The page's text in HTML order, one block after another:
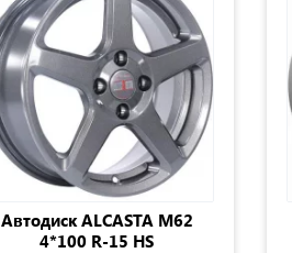
Автодиск ALCASTA M62
4*100 R-15 HS